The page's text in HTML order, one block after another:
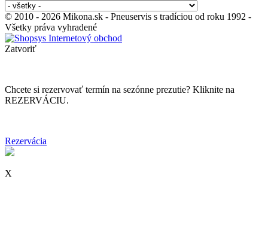
© 2010 - 2026 Mikona.sk - Pneuservis s tradíciou od roku 1992 -
Všetky práva vyhradené
Zatvoriť
Chcete si rezervovať termín na sezónne prezutie? Kliknite na
REZERVÁCIU.
Rezervácia
X